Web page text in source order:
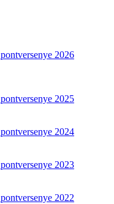
2026
2025
2024
2023
2022